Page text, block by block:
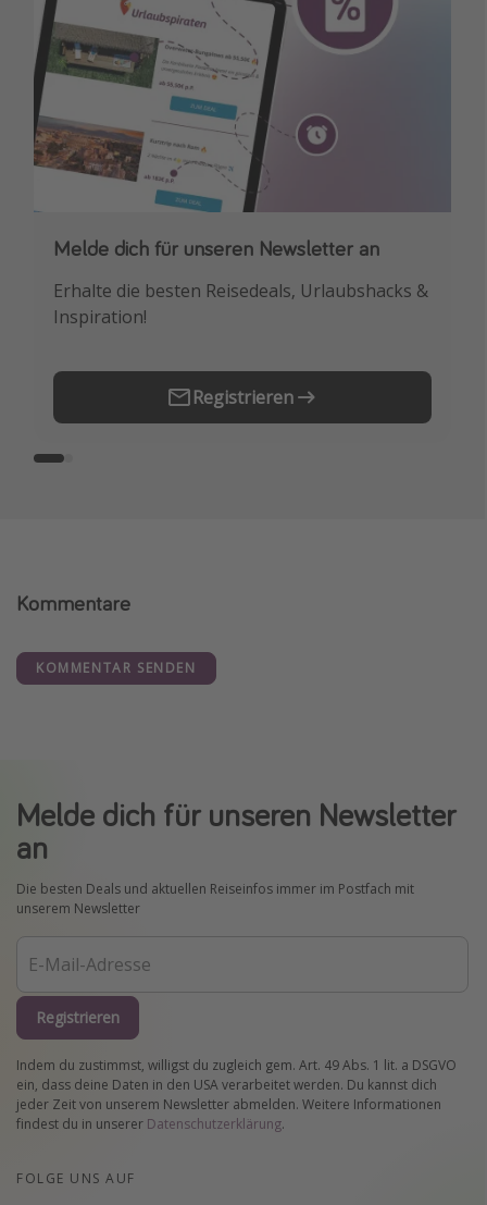
Melde dich für unseren Newsletter an
Erhalte die besten Reisedeals, Urlaubshacks &
Inspiration!
Registrieren
Downloade unsere App
Buche die besten Reiseschnäppchen als
Erstes.
Kommentare
KOMMENTAR SENDEN
Melde dich für unseren Newsletter
an
Die besten Deals und aktuellen Reiseinfos immer im Postfach mit
unserem Newsletter
Registrieren
Indem du zustimmst, willigst du zugleich gem. Art. 49 Abs. 1 lit. a DSGVO
ein, dass deine Daten in den USA verarbeitet werden. Du kannst dich
jeder Zeit von unserem Newsletter abmelden. Weitere Informationen
findest du in unserer Datenschutzerklärung.
FOLGE UNS AUF